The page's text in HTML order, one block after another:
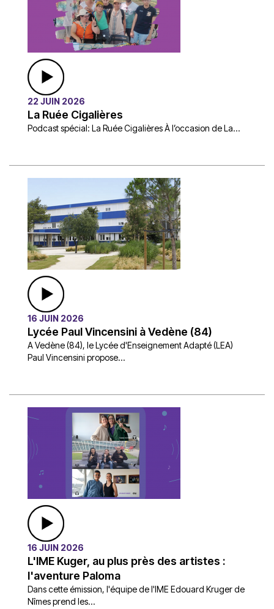
22 JUIN 2026
La Ruée Cigalières
Podcast spécial: La Ruée Cigalières À l’occasion de La...
16 JUIN 2026
Lycée Paul Vincensini à Vedène (84)
A Vedène (84), le Lycée d'Enseignement Adapté (LEA)
Paul Vincensini propose...
16 JUIN 2026
L'IME Kuger, au plus près des artistes :
l'aventure Paloma
Dans cette émission, l'équipe de l'IME Edouard Kruger de
Nîmes prend les...